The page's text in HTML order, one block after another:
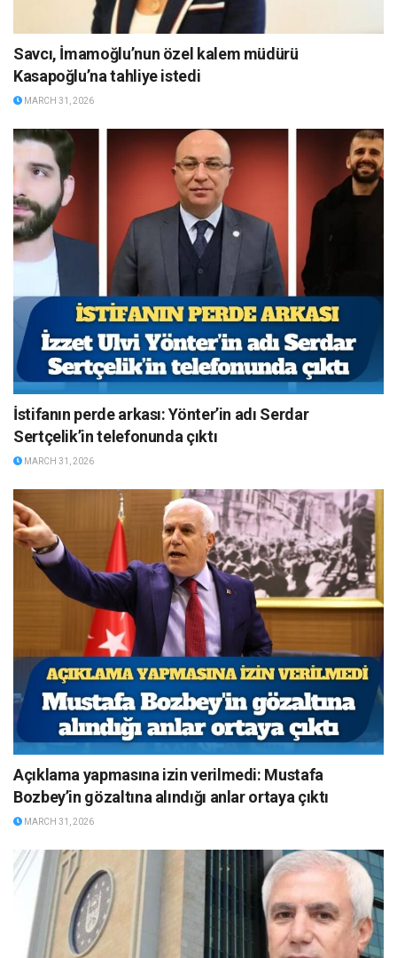
Savcı, İmamoğlu’nun özel kalem müdürü
Kasapoğlu’na tahliye istedi
MARCH 31, 2026
İstifanın perde arkası: Yönter’in adı Serdar
Sertçelik’in telefonunda çıktı
MARCH 31, 2026
Açıklama yapmasına izin verilmedi: Mustafa
Bozbey’in gözaltına alındığı anlar ortaya çıktı
MARCH 31, 2026